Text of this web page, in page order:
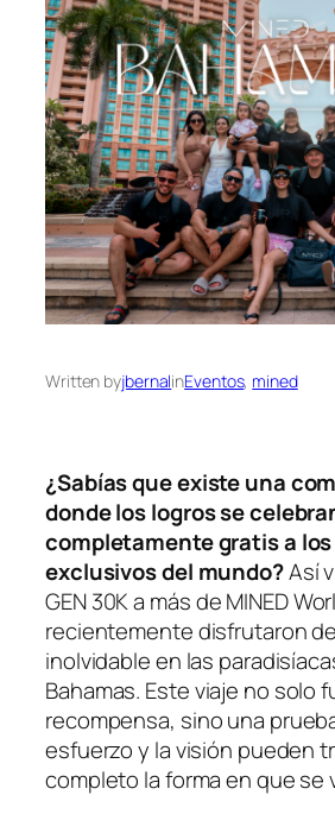
Written byjbernalinEventos, mined
¿Sabías que existe una
donde los logros se
completamente gratis a
exclusivos del mundo?Así
GEN 30K a más de MINED
recientemente disfrutaron
inolvidable en las
Bahamas. Este viaje no solo
recompensa, sino una
esfuerzo y la visión pueden
completo la forma en que se